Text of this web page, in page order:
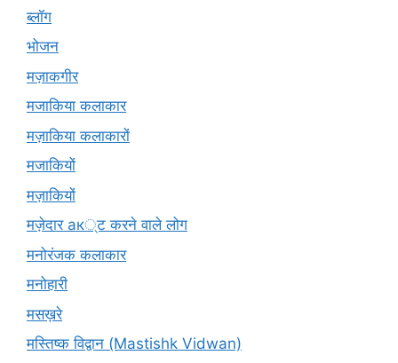
ब्लॉग
भोजन
मज़ाकगीर
मजाकिया कलाकार
मज़ाकिया कलाकारों
मजाकियों
मज़ाकियों
मज़ेदार ак्ट करने वाले लोग
मनोरंजक कलाकार
मनोहारी
मसख़रे
मस्तिष्क विद्वान (Mastishk Vidwan)